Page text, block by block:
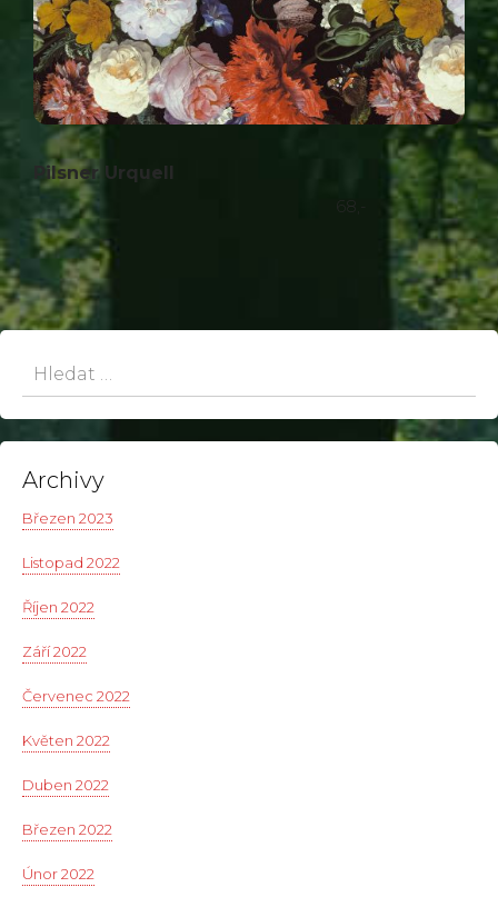
Pilsner Urquell
68,-
Archivy
Březen 2023
Listopad 2022
Říjen 2022
Září 2022
Červenec 2022
Květen 2022
Duben 2022
Březen 2022
Únor 2022